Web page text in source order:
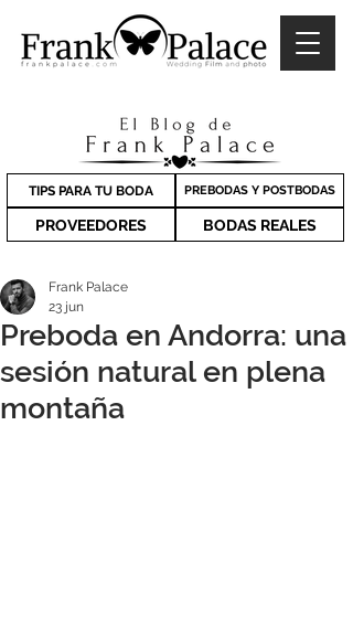
TIPS PARA TU BODA PREBODAS Y POSTBODAS
PROVEEDORES BODAS REALES
Preboda en Andorra: una
sesión natural en plena
montaña
Frank Palace
23 jun